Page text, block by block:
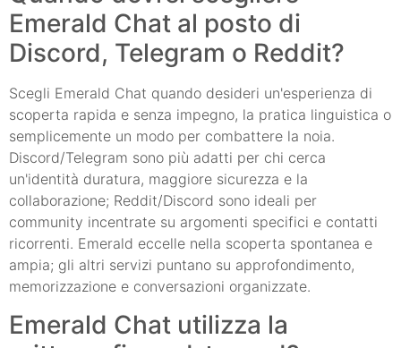
Emerald Chat al posto di
Discord, Telegram o Reddit?
Scegli Emerald Chat quando desideri un'esperienza di
scoperta rapida e senza impegno, la pratica linguistica o
semplicemente un modo per combattere la noia.
Discord/Telegram sono più adatti per chi cerca
un'identità duratura, maggiore sicurezza e la
collaborazione; Reddit/Discord sono ideali per
community incentrate su argomenti specifici e contatti
ricorrenti. Emerald eccelle nella scoperta spontanea e
ampia; gli altri servizi puntano su approfondimento,
memorizzazione e conversazioni organizzate.
Emerald Chat utilizza la